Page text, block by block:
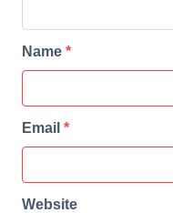
Name *
Email *
Website